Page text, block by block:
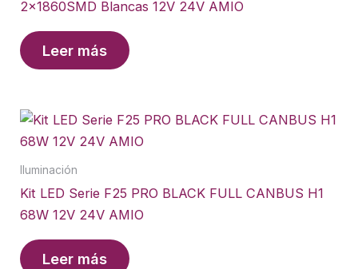
2x1860SMD Blancas 12V 24V AMIO
Leer más
Iluminación
Kit LED Serie F25 PRO BLACK FULL CANBUS H1
68W 12V 24V AMIO
Leer más